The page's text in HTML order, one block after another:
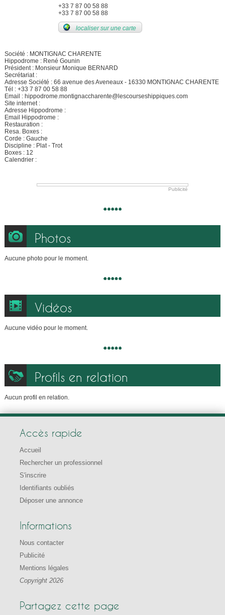
+33 7 87 00 58 88
+33 7 87 00 58 88
localiser sur une carte
Société : MONTIGNAC CHARENTE
Hippodrome : René Gounin
Président : Monsieur Monique BERNARD
Secrétariat :
Adresse Société : 66 avenue des Aveneaux - 16330 MONTIGNAC CHARENTE
Tél : +33 7 87 00 58 88
Email : hippodrome.montignaccharente@lescourseshippiques.com
Site internet :
Adresse Hippodrome :
Email Hippodrome :
Restauration :
Resa. Boxes :
Corde : Gauche
Discipline : Plat - Trot
Boxes : 12
Calendrier :
Publicité
Photos
Aucune photo pour le moment.
Vidéos
Aucune vidéo pour le moment.
Profils en relation
Aucun profil en relation.
Accès rapide
Accueil
Rechercher un professionnel
S'inscrire
Identifiants oubliés
Déposer une annonce
Informations
Nous contacter
Publicité
Mentions légales
Copyright 2026
Partagez cette page